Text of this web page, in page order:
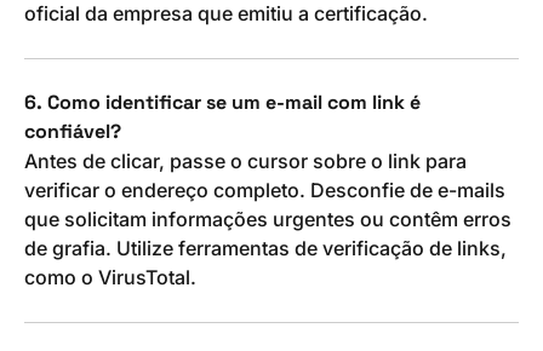
oficial da empresa que emitiu a certificação.
6. Como identificar se um e-mail com link é
confiável?
Antes de clicar, passe o cursor sobre o link para
verificar o endereço completo. Desconfie de e-mails
que solicitam informações urgentes ou contêm erros
de grafia. Utilize ferramentas de verificação de links,
como o VirusTotal.